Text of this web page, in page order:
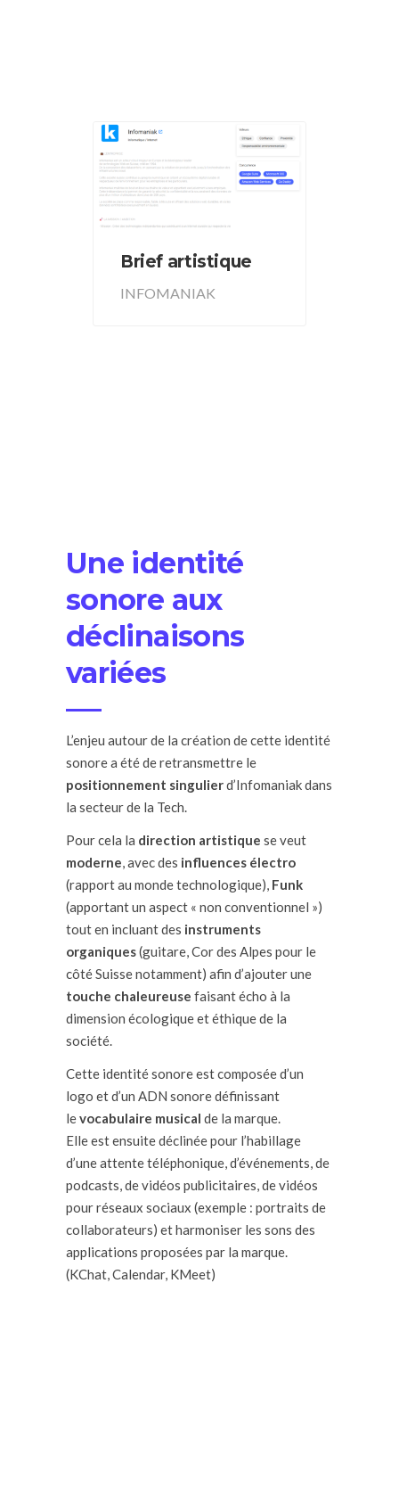
Brief artistique
INFOMANIAK
Une identité
sonore aux
déclinaisons
variées
L’enjeu autour de la création de cette identité
sonore a été de retransmettre le
positionnement singulierd’Infomaniak dans
la secteur de la Tech.
Pour cela la direction artistique se veut
moderne, avec des influences électro
(rapport au monde technologique), Funk
(apportant un aspect « non conventionnel »)
tout en incluant des instruments
organiques(guitare, Cor des Alpes pour le
côté Suisse notamment) afin d’ajouter une
touche chaleureuse faisant écho à la
dimension écologique et éthique de la
société.
Cette identité sonore est composée d’un
logo et d’un ADN sonore définissant
levocabulaire musical de la marque.
Elle est ensuite déclinée pour l’habillage
d’une attente téléphonique, d’événements, de
podcasts, de vidéos publicitaires, de vidéos
pour réseaux sociaux (exemple : portraits de
collaborateurs) et harmoniser les sons des
applications proposées par la marque.
(KChat, Calendar, KMeet)